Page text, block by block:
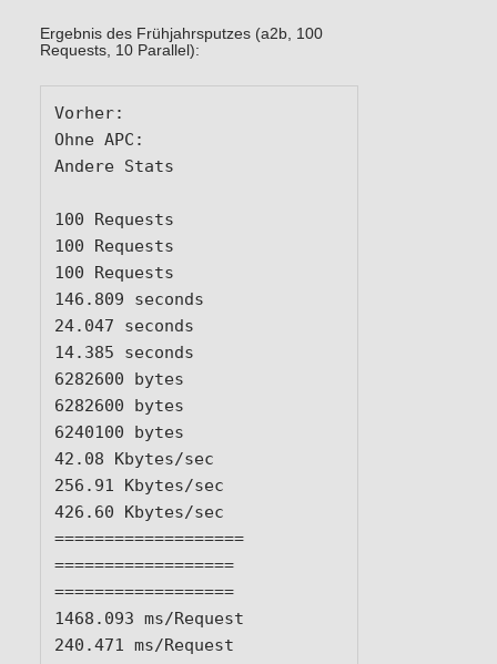
Ergebnis des Frühjahrsputzes (a2b, 100
Requests, 10 Parallel):
Vorher:
Ohne APC:
Andere Stats
100 Requests
100 Requests
100 Requests
146.809 seconds
24.047 seconds
14.385 seconds
6282600 bytes
6282600 bytes
6240100 bytes
42.08 Kbytes/sec
256.91 Kbytes/sec
426.60 Kbytes/sec
===================
==================
==================
1468.093 ms/Request
240.471 ms/Request